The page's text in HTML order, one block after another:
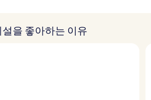
설을 좋아하는 이유